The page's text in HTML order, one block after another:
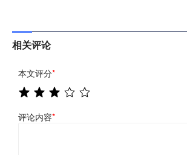
相关评论
本文评分*
评论内容*